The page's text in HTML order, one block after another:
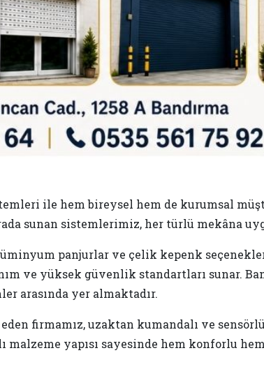
ile hem bireysel hem de kurumsal
sunan sistemlerimiz, her türlü mekâna
panjurlar ve çelik kepenk
ve yüksek güvenlik standartları sunar.
arasında yer almaktadır.
firmamız, uzaktan kumandalı ve
malzeme yapısı sayesinde hem konforlu